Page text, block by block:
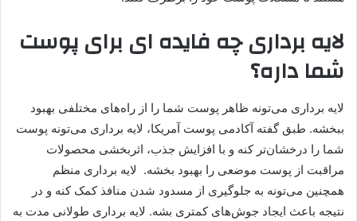
لایه‌ برداری چه فایده ای برای پوست
شما داره؟
لایه برداری می‌تونه ظاهر پوست شما را از راه‌های مختلفی بهبود
ببخشه. طبق گفته آکادمی پوست آمریکا، لایه برداری می‌تونه پوست
شما را درخشان‌تر کنه و با افزایش جذب، اثربخشی محصولات
مراقبت از پوست موضعی را بهبود بخشه. لایه برداری منظم
همچنین می‌تونه به جلوگیری از مسدود شدن منافذ کمک کنه و در
نتیجه باعث ایجاد جوش‌های کمتری بشه. لایه برداری طولانی مدت به